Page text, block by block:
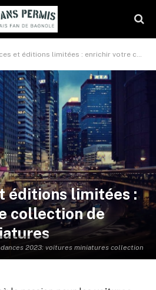
éditions limitées : enrichir votre collection de voitures miniatures
2023: voitures miniatures collection
éditions limitées :
collection de